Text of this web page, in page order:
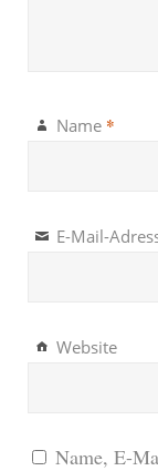
Name *
E-Mail-
Website
Name, E-